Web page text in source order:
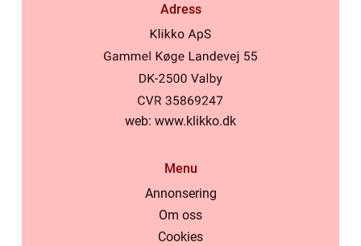
Adress
web: www.klikko.dk
Menu
Annonsering
Om oss
Cookies